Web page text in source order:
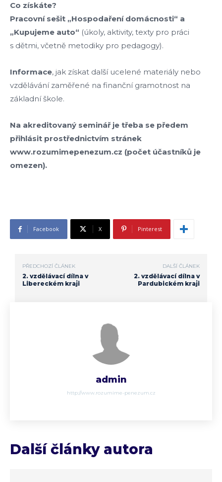
Co získáte?
Pracovní sešit „Hospodaření domácnosti“ a
„Kupujeme auto“ (úkoly, aktivity, texty pro práci
s dětmi, včetně metodiky pro pedagogy).
Informace, jak získat další ucelené materiály nebo
vzdělávání zaměřené na finanční gramotnost na
základní škole.
Na akreditovaný seminář je třeba se předem
přihlásit prostřednictvím stránek
www.rozumimepenezum.cz (počet účastníků je
omezen).
Facebook X Pinterest
PŘEDCHOZÍ ČLÁNEK
2. vzdělávací dílna v
Libereckém kraji
DALŠÍ ČLÁNEK
2. vzdělávací dílna v
Pardubickém kraji
admin
http://www.rozumime-penezum.cz
Další články autora